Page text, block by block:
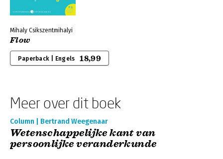
Mihaly Csikszentmihalyi
Flow
Paperback | Engels 18,99
Meer over dit boek
Column | Bertrand Weegenaar
Wetenschappelijke kant van
persoonlijke veranderkunde